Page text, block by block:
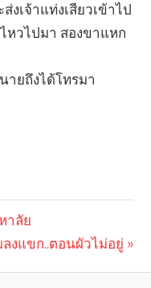
งเจ้าแท่งเสียวเข้าไป
หวไปมา สองขาแหก
ายถึงได้โทรมา
าลัย
งแขก..ตอนผัวไม่อยู่